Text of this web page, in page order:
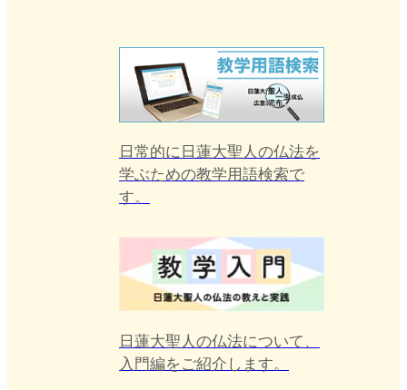
第31章 総結
日常的に日蓮大聖人の仏法を
学ぶための教学用語検索で
す。
日蓮大聖人の仏法について、
入門編をご紹介します。